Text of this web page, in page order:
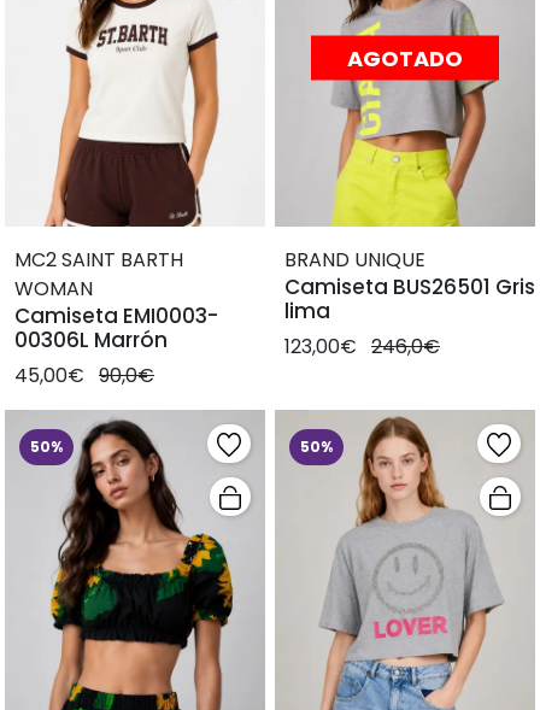
MC2 SAINT BARTH
WOMAN
Camiseta EMI0003-
00306L Marrón
45,00€ 90,0€
AGOTADO
BRAND UNIQUE
Camiseta BUS26501 Gris
lima
123,00€ 246,0€
50% 50%